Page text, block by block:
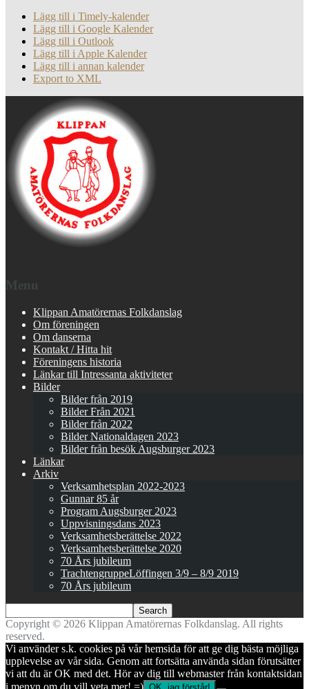
Lägg till i Timely-kalender
Lägg till i Google Kalender
Lägg till i Outlook
Lägg till i Apple Kalender
Lägg till i annan kalender
Export to XML
Menu
Klippan Amatörernas Folkdanslag
Om föreningen
Om danserna
Kontakt / Hitta hit
Föreningens historia
Länkar till Intressanta aktiviteter
Bilder
Bilder från 2019
Bilder Från 2021
Bilder från 2022
Bilder Nationaldagen 2023
Bilder från besök Augsburger 2023
Länkar
Arkiv
Verksamhetsplan 2022-2023
Gunnar 85 år
Program Augsburger 2023
Uppvisningsdans 2023
Verksamhetsberättelse 2022
Verksamhetsberättelse 2020
70 Års jubileum
TrachtengruppeLöffingen 3/9 – 8/9 2019
70 Års jubileum
Copyright © 2026 Klippan Amatörernas Folkdanslag. All rights
reserved.
Vi använder s.k. cookies på vår hemsida för att ge dig bästa möjliga
upplevelse av vår sida. Genom att fortsätta använda sidan förutsätter
vi att du är OK med det. Hör av dig till webmaster från kontaktsidan
i menyn om du vill veta mer! =)